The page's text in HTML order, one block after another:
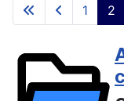
1 2